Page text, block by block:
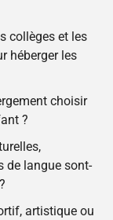
collèges et les
héberger les
choisir
?
de langue sont-
artistique ou